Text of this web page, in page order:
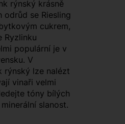
rýnský krásně
odrůd se Riesling
cukrem,
Ryzlinku
populární je v
V
rýnský lze nalézt
vinaři velmi
tóny bílých
slanost.